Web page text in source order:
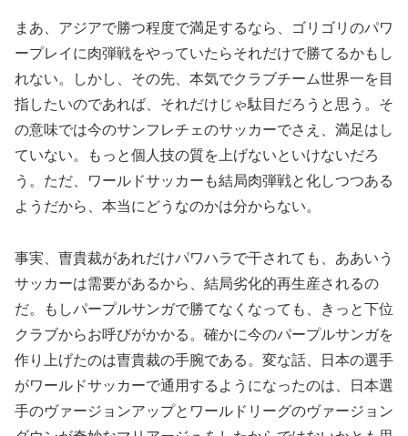
まあ、アジアで勝つ程度で満足するなら、ゴリゴリのパワ
ープレイに肉弾戦をやっていたらそれだけで勝てるかもし
れない。しかし、その先、本気でクラブチーム世界一を目
指したいのであれば、それだけじゃ駄目だろうと思う。そ
の意味では今のサンフレチェのサッカーでさえ、満足はし
ていない。もっと個人技の質を上げないといけないだろ
う。ただ、ワールドサッカーも結局肉弾戦と化しつつある
ようだから、本当にどうなのかは分からない。
事実、曺貴裁があれだけパワハラで干されても、ああいう
サッカーは需要があるから、結局劣化的再生産されるの
だ。もしパープルサンガで勝てなくなっても、きっと下位
クラブからお呼びがかかる。確かに今のパープルサンガを
作り上げたのは曺貴裁の手腕である。変な話、日本の選手
がワールドサッカーで通用するようになったのは、日本選
手のヴァージョンアップとワールドリーグのヴァージョン